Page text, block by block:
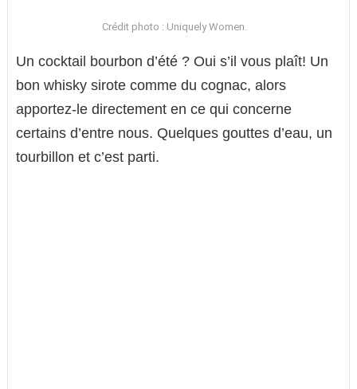
Crédit photo : Uniquely Women.
Un cocktail bourbon d’été ? Oui s’il vous plaît! Un
bon whisky sirote comme du cognac, alors
apportez-le directement en ce qui concerne
certains d’entre nous. Quelques gouttes d’eau, un
tourbillon et c’est parti.